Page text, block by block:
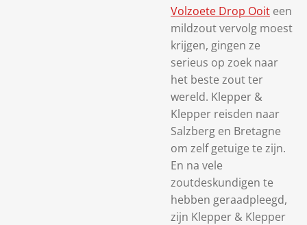
Volzoete Drop Ooit een
mildzout vervolg moest
krijgen, gingen ze
serieus op zoek naar
het beste zout ter
wereld. Klepper &
Klepper reisden naar
Salzberg en Bretagne
om zelf getuige te zijn.
En na vele
zoutdeskundigen te
hebben geraadpleegd,
zijn Klepper & Klepper